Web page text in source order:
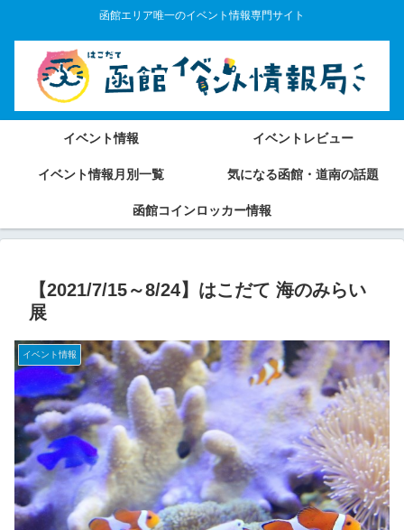
函館エリア唯一のイベント情報専門サイト
イベント情報 イベントレビュー
イベント情報月別一覧 気になる函館・道南の話題
函館コインロッカー情報
【2021/7/15～8/24】はこだて 海のみらい
展
イベント情報